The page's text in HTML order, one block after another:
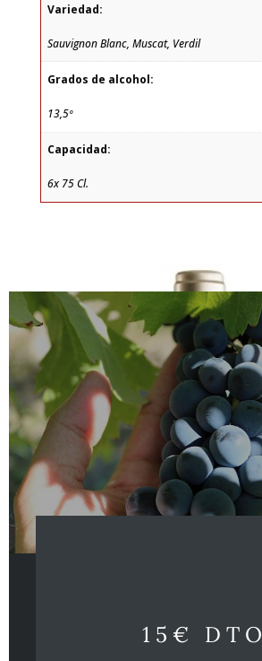
Variedad:
Sauvignon Blanc, Muscat, Verdil
Grados de alcohol:
13,5º
Capacidad:
6x 75 Cl.
15€ DTO